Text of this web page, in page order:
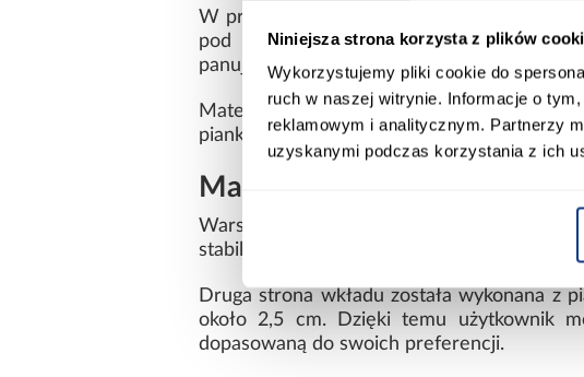
Niniejsza strona korzysta z plików
Wykorzystujemy pliki cookie do
ruch w naszej witrynie. Informacje o
reklamowym i analitycznym. Partnerzy
uzyskanymi podczas korzystania z ich
W przeciwieństwie do wielu tradycyjnych
pod wpływem temperatury otoczenia.
panujących w sypialni.
Materiał charakteryzuje się miękką,
pianka wraca do swojego pierwotnego
Materac z pianką PU –
Warstwa Visco Pneumatic została
stabilizuje powierzchnię materaca i wpływa
Druga strona wkładu została wykonana z
około 2,5 cm. Dzięki temu użytkownik
dopasowaną do swoich preferencji.